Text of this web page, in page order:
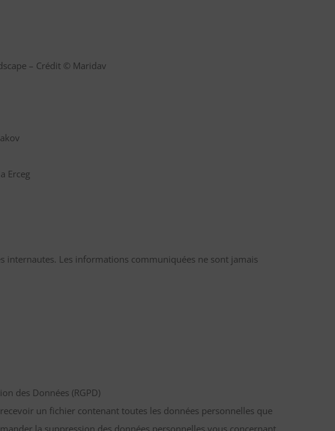
– Crédit © Maridav
Erceg
internautes. Les informations communiquées ne sont jamais
des Données (RGPD)
un fichier contenant toutes les données personnelles que
la suppression des données personnelles vous concernant.